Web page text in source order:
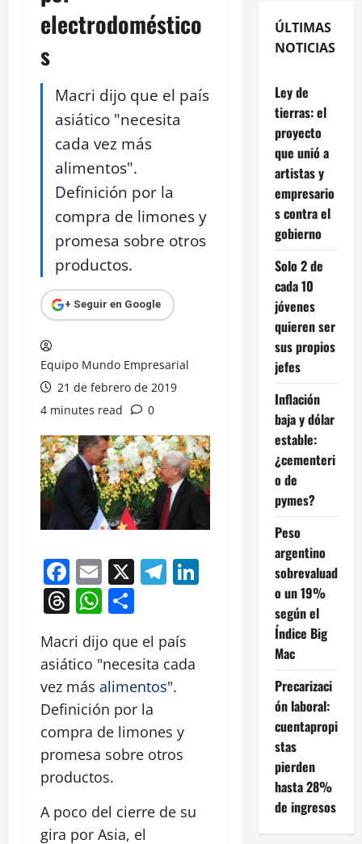
electrodoméstico
s
Macri dijo que el país
asiático "necesita
cada vez más
alimentos".
Definición por la
compra de limones y
promesa sobre otros
productos.
+ Seguir en Google
Equipo Mundo Empresarial
21 de febrero de 2019
4 minutes read
0
Facebook
Email
X Telegram
LinkedIn
Threads
WhatsApp
Macri dijo que el país
asiático "necesita cada
vez más alimentos".
Definición por la
compra de limones y
promesa sobre otros
productos.
A poco del cierre de su
gira por Asia, el
ÚLTIMAS
NOTICIAS
Ley de
tierras: el
proyecto
que unió a
artistas y
empresario
s contra el
gobierno
Solo 2 de
cada 10
jóvenes
quieren ser
sus propios
jefes
Inflación
baja y dólar
estable:
¿cementeri
o de
pymes?
Peso
argentino
sobrevaluad
o un 19%
según el
Índice Big
Mac
Precarizaci
ón laboral:
cuentapropi
stas
pierden
hasta 28%
de ingresos